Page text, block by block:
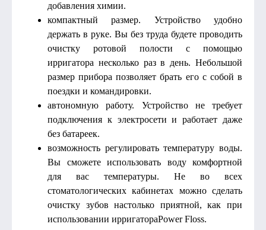
добавления химии.
компактный размер. Устройство удобно
держать в руке. Вы без труда будете проводить
очистку ротовой полости с помощью
ирригатора несколько раз в день. Небольшой
размер прибора позволяет брать его с собой в
поездки и командировки.
автономную работу. Устройство не требует
подключения к электросети и работает даже
без батареек.
возможность регулировать температуру воды.
Вы сможете использовать воду комфортной
для вас температуры. Не во всех
стоматологических кабинетах можно сделать
очистку зубов настолько приятной, как при
использовании ирригатораPower Floss.